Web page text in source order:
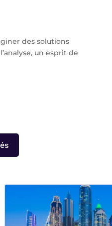
des solutions
un esprit de